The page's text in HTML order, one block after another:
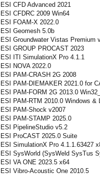
ESI CFD Advanced 2021
ESI CFDRC 2009 Win64
ESI FOAM-X 2022.0
ESI Geomesh 5.0b
ESI Groundwater Vistas Premium
ESI GROUP PROCAST 2023
ESI ITI SimulationX Pro 4.1.1
ESI NOVA 2022.0
ESI PAM-CRASH 2G 2008
ESI PAM-DIEMAKER 2021.0 for
ESI PAM-FORM 2G 2013.0
ESI PAM-RTM 2010.0 Windows &
ESI PAM-Shock v2007
ESI PAM-STAMP 2025.0
ESI PipelineStudio v5.2
ESI ProCAST 2025.0 Suite
ESI SimulationX Pro 4.1.1.63427
ESI SysWorld (SysWeld SysTus
ESI VA ONE 2023.5 x64
ESI Vibro-Acoustic One 2010.5